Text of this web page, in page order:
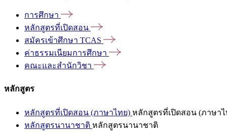
การศึกษา
หลักสูตรที่เปิดสอน
สมัครเข้าศึกษา TCAS
ค่าธรรมเนียมการศึกษา
คณะและสำนักวิชา
หลักสูตร
หลักสูตรที่เปิดสอน (ภาษาไทย) หลักสูตรที่เปิดสอน (ภาษาไ
หลักสูตรนานาชาติ หลักสูตรนานาชาติ